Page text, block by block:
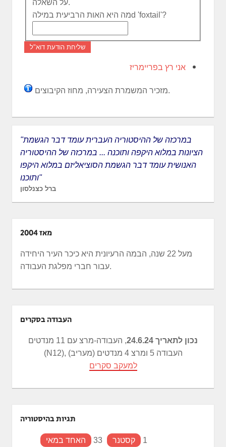
על השאלה.
מה היא האות הרביעית במילהd 'foxtail'?
שליחת הודעת דוא"ל
אני רץ בפריימריז
מזכיר המשמרת הצעירה, מחוז הקיבוצים.
"במרכזה של ההיסטוריה העברית עומד דבר הגשמת
הציונות במלוא היקפה ותוכנה ... במרכזה של ההיסטוריה
האנושית עומד דבר הגשמת הסוציאליזם במלוא היקפו
ותוכנו"
ברל כצנלסון
מאז 2004
מעל 22 שנה, הבמה הרעיונית היא כיכר העיר היחידה
עבור חברי מפלגת העבודה.
העבודה בסקרים
נכון לתאריך 24.6.24
, העבודה-מרצ עם 11 מנדטים
(N12), העבודה 5 ומרצ 4 מנדטים (מעריב)
למעקב סקרים
תגיות בהיסטוריה
האחד במאי 33 קסטנר 1